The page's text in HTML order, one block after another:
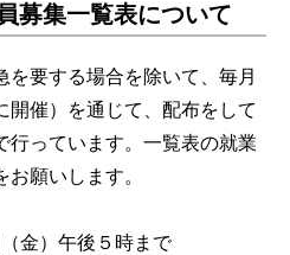
募集一覧表について
要する場合を除いて、毎月
開催）を通じて、配布をして
行っています。一覧表の就業
願いします。
）午後５時まで